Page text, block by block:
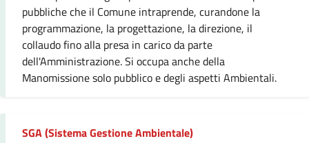
pubbliche che il Comune intraprende, curandone la
programmazione, la progettazione, la direzione, il
collaudo fino alla presa in carico da parte
dell'Amministrazione. Si occupa anche della
Manomissione solo pubblico e degli aspetti Ambientali.
SGA (Sistema Gestione Ambientale)